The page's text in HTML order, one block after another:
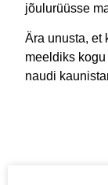
jõulurüüsse
Ära unusta, et
meeldiks
naudi